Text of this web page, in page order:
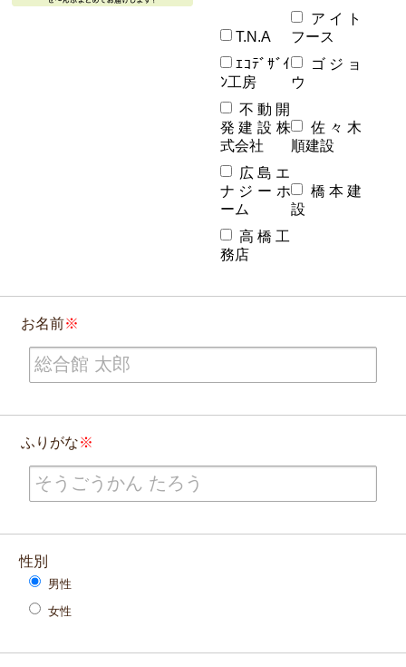
T.N.A
アイト
フース
ｴｺﾃﾞｻﾞｲ
ﾝ工房
ゴジョ
ウ
不動開
発建設株
式会社
佐々木
順建設
広島エ
ナジーホ
ーム
橋本建
設
高橋工
務店
お名前
ふりがな
性別
男性
女性